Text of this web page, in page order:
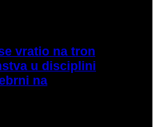
vratio na tron
u disciplini
na